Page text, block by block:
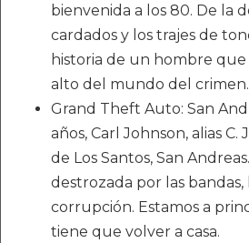
bienvenida a los 80. De la
cardados y los trajes de
historia de un hombre que
alto del mundo del crimen.
Grand Theft Auto: San
años, Carl Johnson, alias
de Los Santos, San
destrozada por las bandas,
corrupción. Estamos a
tiene que volver a casa.